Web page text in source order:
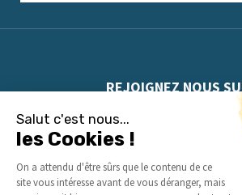
Salut c'est nous...
les Cookies !
On a attendu d'être sûrs que le contenu de ce
site vous intéresse avant de vous déranger, mais
REJOIGNEZ NOUS